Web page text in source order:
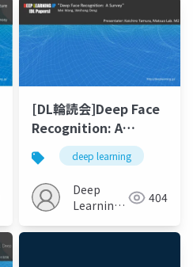
[DL輪読会]Deep Face
Recognition: A
Surveydeep learning
Deep
Learning
404